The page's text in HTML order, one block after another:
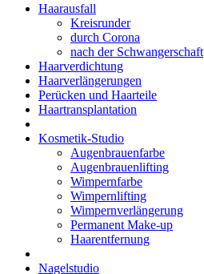
Haarausfall
Kreisrunder
durch Corona
nach der Schwangerschaft
Haarverdichtung
Haarverlängerungen
Perücken und Haarteile
Haartransplantation
Kosmetik-Studio
Augenbrauenfarbe
Augenbrauenlifting
Wimpernfarbe
Wimpernlifting
Wimpernverlängerung
Permanent Make-up
Haarentfernung
Nagelstudio